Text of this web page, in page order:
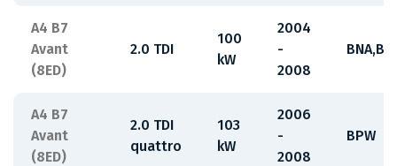
A4 B7
Avant
(8ED)
2.0 TDI
100
kW
2004
-
2008
A4 B7
Avant
(8ED)
2.0 TDI
quattro
103
kW
2006
-
2008
BPW